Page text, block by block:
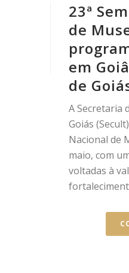
23ª
de
em
de
A Secretaria
Goiás
Nacional de
maio, com
voltadas à